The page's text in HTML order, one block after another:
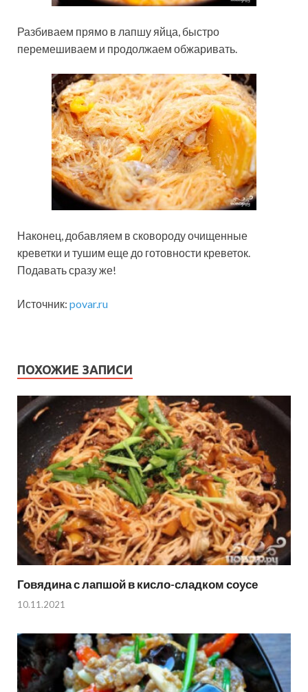
Разбиваем прямо в лапшу яйца, быстро
перемешиваем и продолжаем обжаривать.
Наконец, добавляем в сковороду очищенные
креветки и тушим еще до готовности креветок.
Подавать сразу же!
Источник: povar.ru
ПОХОЖИЕ ЗАПИСИ
Говядина с лапшой в кисло-сладком соусе
10.11.2021